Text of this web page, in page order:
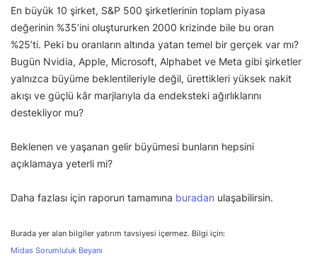
En büyük 10 şirket, S&P 500 şirketlerinin toplam piyasa
değerinin %35’ini oluştururken 2000 krizinde bile bu oran
%25’ti. Peki bu oranların altında yatan temel bir gerçek var mı?
Bugün Nvidia, Apple, Microsoft, Alphabet ve Meta gibi şirketler
yalnızca büyüme beklentileriyle değil, ürettikleri yüksek nakit
akışı ve güçlü kâr marjlarıyla da endeksteki ağırlıklarını
destekliyor mu?
Beklenen ve yaşanan gelir büyümesi bunların hepsini
açıklamaya yeterli mi?
Daha fazlası için raporun tamamına buradan ulaşabilirsin.
Burada yer alan bilgiler yatırım tavsiyesi içermez. Bilgi için:
Midas Sorumluluk Beyanı